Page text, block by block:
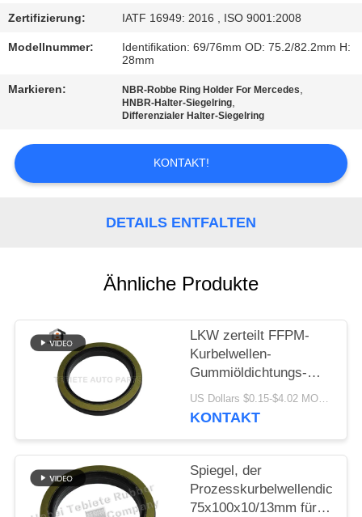
UNS
IN
VERBINDUNG
NACHRICHTEN
FÄLLE
Zertifizierung: IATF 16949: 2016 , ISO 9001:2008
Modellnummer:
Identifikation: 69/76mm OD: 75.2/82.2mm H:
28mm
Markieren: NBR-Robbe Ring Holder For Mercedes,
HNBR-Halter-Siegelring,
Differenzialer Halter-Siegelring
KONTAKT!
DETAILS ENTFALTEN
Ähnliche Produkte
LKW zerteilt FFPM-
Kurbelwellen-
Gummiöldichtungs-
Isolierungs-Altern-
Abnutzung beständige
US Dollars $0.15-$4.02 MOQ:10PCS
KONTAKT
Spiegel, der
75x100x10/13mm für